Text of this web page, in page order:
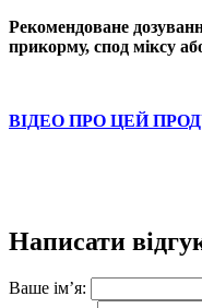
Рекомендоване
прикорму, спод міксу
ВIДЕО ПРО ЦЕЙ
Написати
Ваше ім’я: